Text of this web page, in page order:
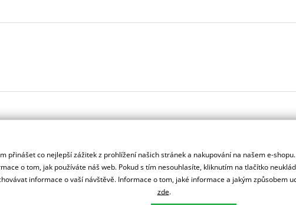
přinášet co nejlepší zážitek z prohlížení našich stránek a nakupování na našem e-
o tom, jak používáte náš web. Pokud s tím nesouhlasíte, kliknutím na tlačítko
informace o vaší návštěvě. Informace o tom, jaké informace a jakým způsobem
zde.